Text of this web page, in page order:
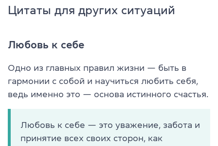
Цитаты для других ситуаций
Любовь к себе
Одно из главных правил жизни — быть в
гармонии с собой и научиться любить себя,
ведь именно это — основа истинного счастья.
Любовь к себе — это уважение, забота и
принятие всех своих сторон, как